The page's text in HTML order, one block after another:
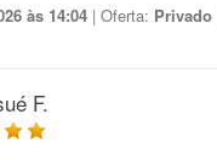
às 14:04 | Oferta: Privado
F.